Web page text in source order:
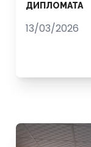
ДИПЛОМАТА
13/03/2026